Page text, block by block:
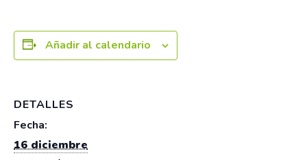
Añadir al calendario
DETALLES
Fecha:
16 diciembre